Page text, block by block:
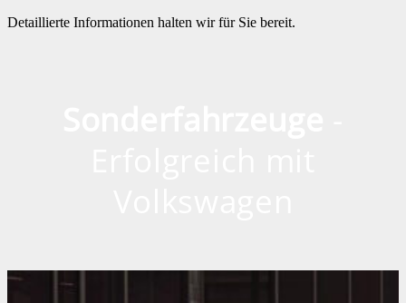
Detaillierte Informationen halten wir für Sie bereit.